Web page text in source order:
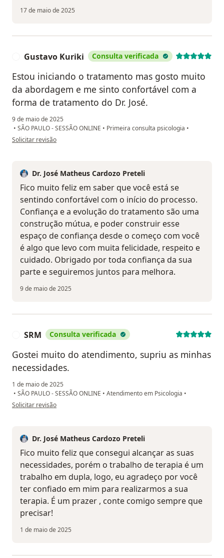
17 de maio de 2025
Gustavo Kuriki Consulta verificada
Estou iniciando o tratamento mas gosto muito
da abordagem e me sinto confortável com a
forma de tratamento do Dr. José.
9 de maio de 2025
• SÃO PAULO - SESSÃO ONLINE • Primeira consulta psicologia •
na opinião do utilizador Gustavo Kuriki
Solicitar revisão
Dr. José Matheus Cardozo Preteli
Fico muito feliz em saber que você está se
sentindo confortável com o início do processo.
Confiança e a evolução do tratamento são uma
construção mútua, e poder construir esse
espaço de confiança desde o começo com você
é algo que levo com muita felicidade, respeito e
cuidado. Obrigado por toda confiança da sua
parte e seguiremos juntos para melhora.
9 de maio de 2025
SRM Consulta verificada
Gostei muito do atendimento, supriu as minhas
necessidades.
1 de maio de 2025
• SÃO PAULO - SESSÃO ONLINE • Atendimento em Psicologia •
na opinião do utilizador SRM
Solicitar revisão
Dr. José Matheus Cardozo Preteli
Fico muito feliz que consegui alcançar as suas
necessidades, porém o trabalho de terapia é um
trabalho em dupla, logo, eu agradeço por você
ter confiado em mim para realizarmos a sua
terapia. É um prazer , conte comigo sempre que
precisar!
1 de maio de 2025